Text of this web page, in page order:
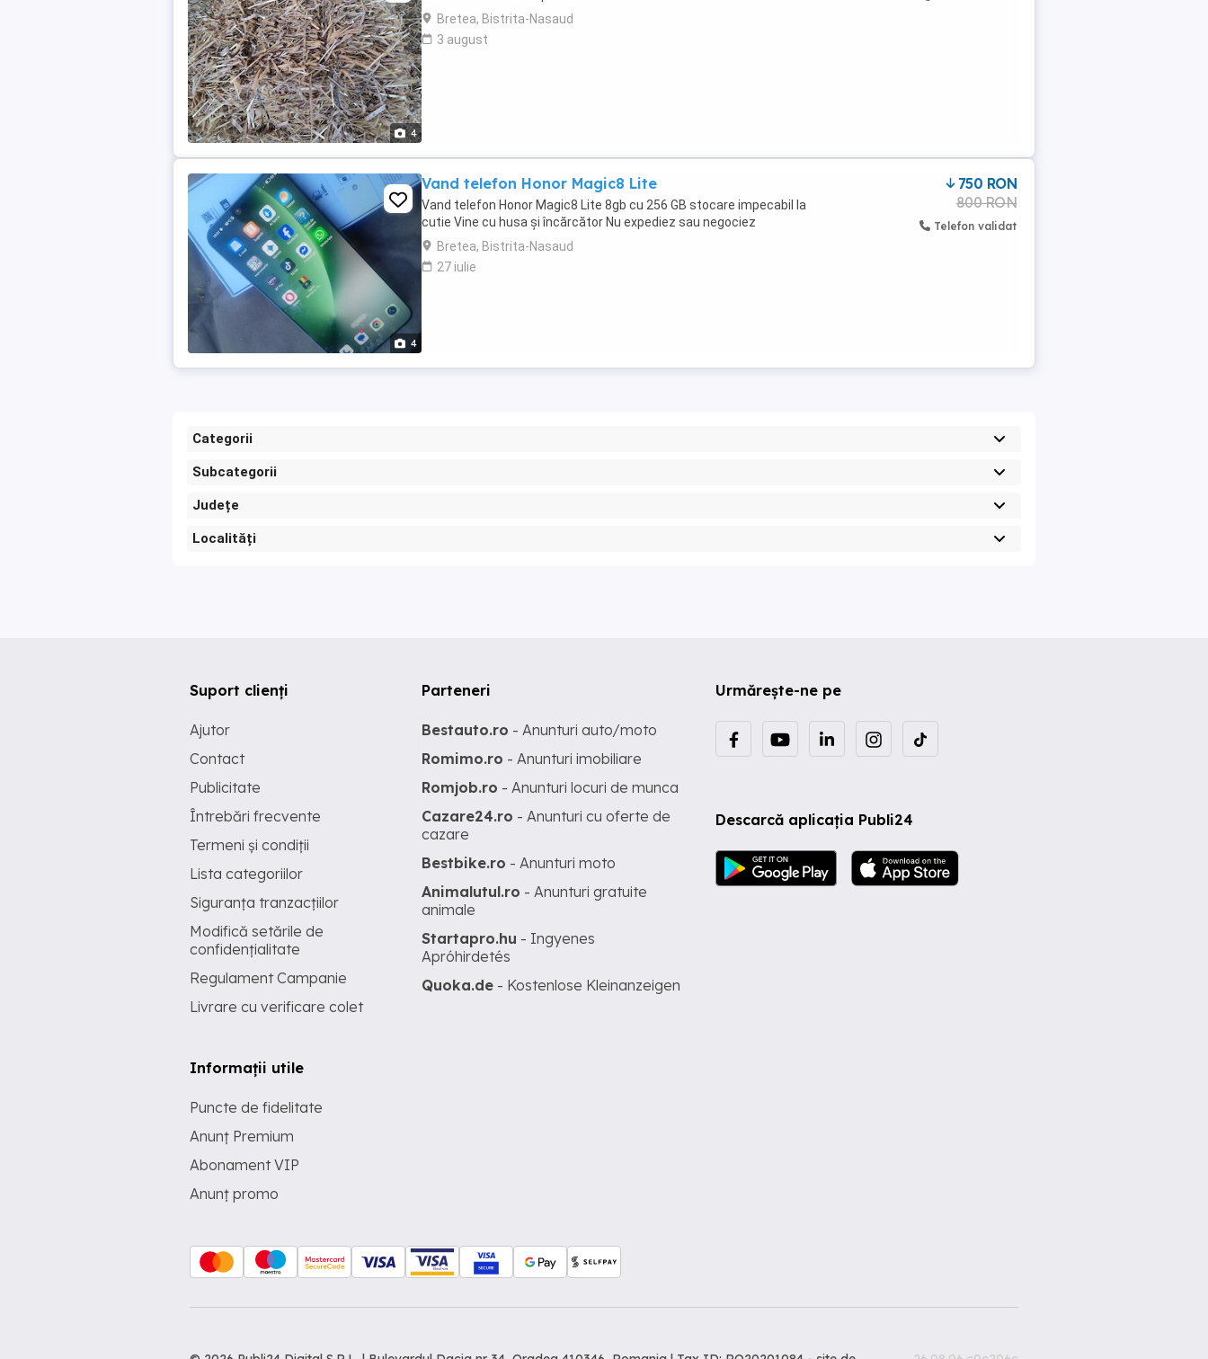
4
Bretea, Bistrita-Nasaud
3 august
4
Vand telefon Honor Magic8 Lite
Vand telefon Honor Magic8 Lite 8gb cu 256 GB stocare impecabil la
cutie Vine cu husa și încărcător Nu expediez sau negociez
Bretea, Bistrita-Nasaud
27 iulie
750 RON
800 RON
Telefon validat
Categorii
Subcategorii
Județe
Localități
Urmărește-ne pe
Descarcă aplicația Publi24
Suport clienți
Ajutor
Contact
Publicitate
Întrebări frecvente
Termeni și condiții
Lista categoriilor
Siguranța tranzacțiilor
Modifică setările de
confidențialitate
Regulament Campanie
Livrare cu verificare colet
Informații utile
Puncte de fidelitate
Anunț Premium
Abonament VIP
Anunț promo
Parteneri
Bestauto.ro - Anunturi auto/moto
Romimo.ro - Anunturi imobiliare
Romjob.ro - Anunturi locuri de munca
Cazare24.ro - Anunturi cu oferte de
cazare
Bestbike.ro - Anunturi moto
Animalutul.ro - Anunturi gratuite
animale
Startapro.hu - Ingyenes
Apróhirdetés
Quoka.de - Kostenlose Kleinanzeigen